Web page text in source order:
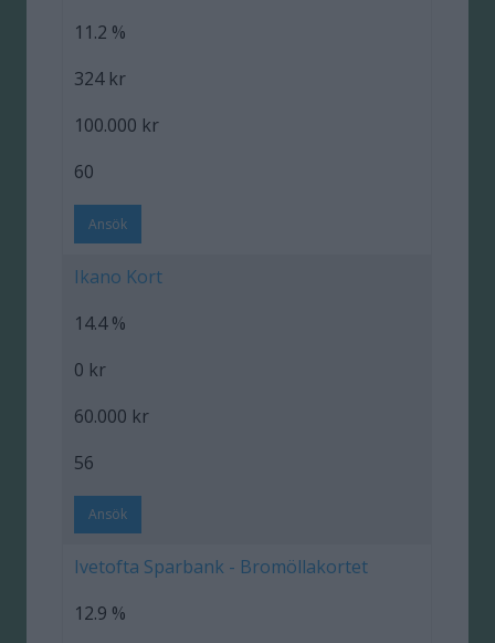
11.2 %
324 kr
100.000 kr
60
Ansök
Ikano Kort
14.4 %
0 kr
60.000 kr
56
Ansök
Ivetofta Sparbank - Bromöllakortet
12.9 %